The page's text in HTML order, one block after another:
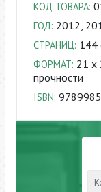
КОД ТОВАРА:
ГОД: 2012,
СТРАНИЦ: 144
ФОРМАТ: 21 x
прочности
ISBN: